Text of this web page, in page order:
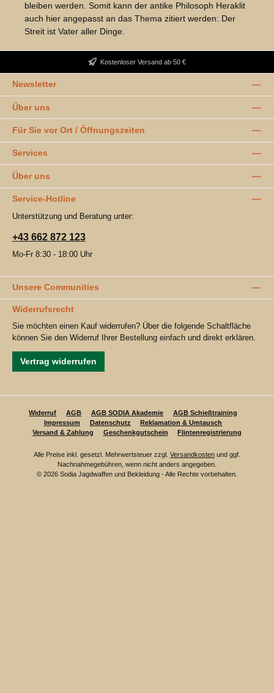
bleiben werden. Somit kann der antike Philosoph Heraklit
auch hier angepasst an das Thema zitiert werden: Der
Streit ist Vater aller Dinge.
Kostenloser Versand ab 50 €
Newsletter
Über uns
Für Sie vor Ort / Öffnungszeiten
Services
Über uns
Service-Hotline
Unterstützung und Beratung unter:
+43 662 872 123
Mo-Fr 8:30 - 18:00 Uhr
Unsere Communities
Widerrufsrecht
Sie möchten einen Kauf widerrufen? Über die folgende Schaltfläche
können Sie den Widerruf Ihrer Bestellung einfach und direkt erklären.
Vertrag widerrufen
Widerruf AGB AGB SODIA Akademie
AGB Schießtraining
Impressum
Datenschutz
Reklamation & Umtausch
Versand & Zahlung
Geschenkgutschein Flintenregistrierung
Alle Preise inkl. gesetzl. Mehrwertsteuer zzgl. Versandkosten und ggf.
Nachnahmegebühren, wenn nicht anders angegeben.
© 2026 Sodia Jagdwaffen und Bekleidung - Alle Rechte vorbehalten.